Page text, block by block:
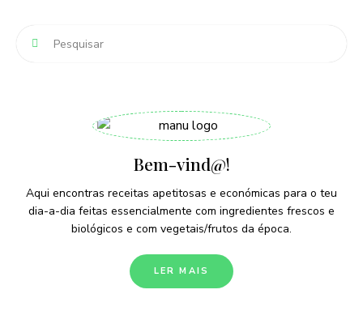
Bem-vind@!
Aqui encontras receitas apetitosas e económicas para o teu
dia-a-dia feitas essencialmente com ingredientes frescos e
biológicos e com vegetais/frutos da época.
LER MAIS